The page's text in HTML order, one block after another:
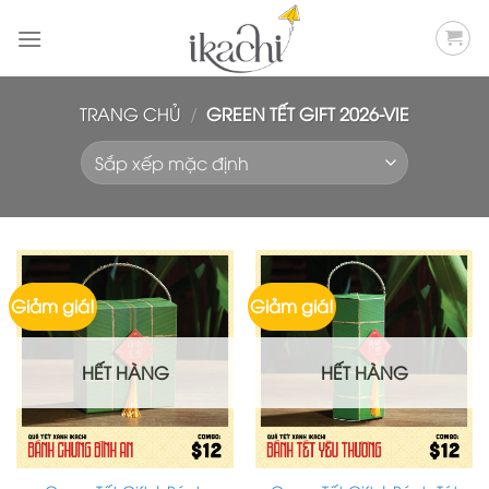
qua
TRANG CHỦ / GREEN TẾT GIFT 2026-VIE
Giảm giá!
HẾT HÀNG
Giảm giá!
HẾT HÀNG